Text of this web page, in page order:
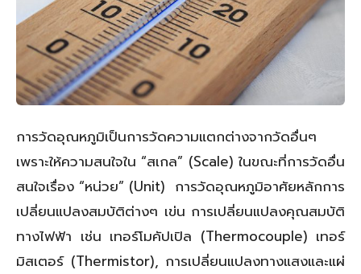
การวัดอุณหภูมิเป็นการวัดความแตกต่างจากวัดอื่นๆ
เพราะให้ความสนใจใน “สเกล” (Scale) ในขณะที่การวัดอื่น
สนใจเรื่อง “หน่วย” (Unit) การวัดอุณหภูมิอาศัยหลักการ
เปลี่ยนแปลงสมบัติต่างๆ เข่น การเปลี่ยนแปลงคุณสมบัติ
ทางไฟฟ้า เช่น เทอร์โมคัปเปิล (Thermocouple) เทอร์
มิสเตอร์ (Thermistor), การเปลี่ยนแปลงทางแสงและแผ่